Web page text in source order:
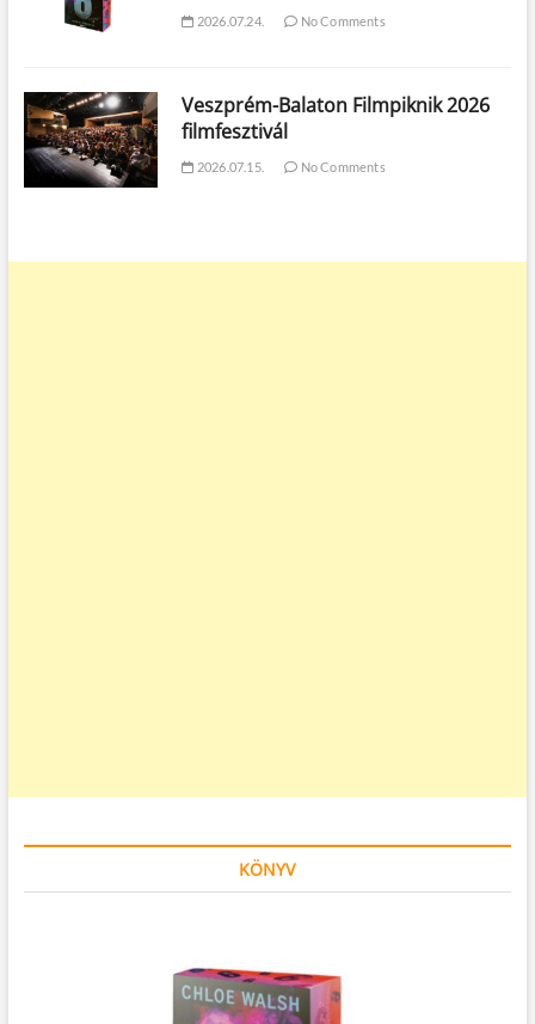
2026.07.24. No Comments
Veszprém-Balaton Filmpiknik 2026
filmfesztivál
2026.07.15. No Comments
KÖNYV